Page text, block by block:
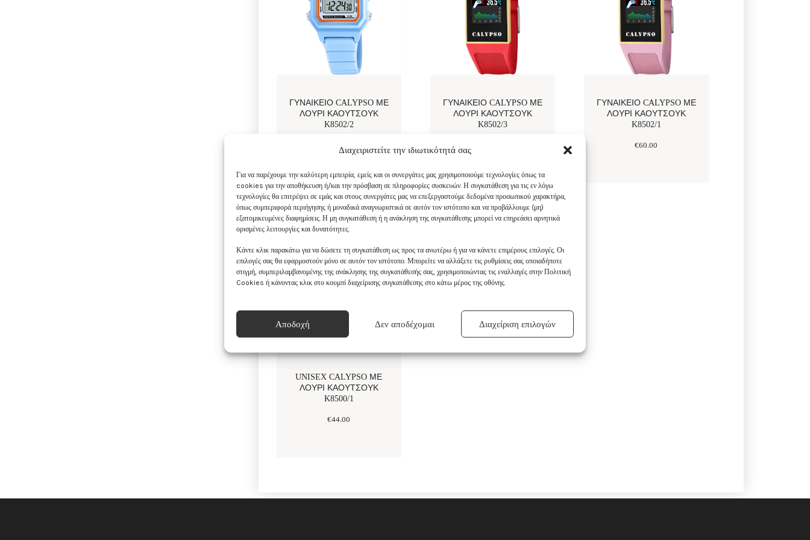
Διαχειριστείτε την ιδιωτικότητά σας
Για να παρέχουμε την καλύτερη εμπειρία, εμείς και οι συνεργάτες μας χρησιμοποιούμε τεχνολογίες όπως τα
cookies για την αποθήκευση ή/και την πρόσβαση σε πληροφορίες συσκευών. Η συγκατάθεση για τις εν λόγω
τεχνολογίες θα επιτρέψει σε εμάς και στους συνεργάτες μας να επεξεργαστούμε δεδομένα προσωπικού χαρακτήρα,
όπως συμπεριφορά περιήγησης ή μοναδικά αναγνωριστικά σε αυτόν τον ιστότοπο και να προβάλλουμε (μη)
εξατομικευμένες διαφημίσεις. Η μη συγκατάθεση ή η ανάκληση της συγκατάθεσης μπορεί να επηρεάσει αρνητικά
ορισμένες λειτουργίες και δυνατότητες.
Κάντε κλικ παρακάτω για να δώσετε τη συγκατάθεση ως προς τα ανωτέρω ή για να κάνετε επιμέρους επιλογές. Οι
επιλογές σας θα εφαρμοστούν μόνο σε αυτόν τον ιστότοπο. Μπορείτε να αλλάξετε τις ρυθμίσεις σας οποιαδήποτε
στιγμή, συμπεριλαμβανομένης της ανάκλησης της συγκατάθεσής σας, χρησιμοποιώντας τις εναλλαγές στην Πολιτική
Cookies ή κάνοντας κλικ στο κουμπί διαχείρισης συγκατάθεσης στο κάτω μέρος της οθόνης.
Αποδοχή Δεν αποδέχομαι Διαχείριση επιλογών
ΓΥΝΑΙΚΕΊΟ CALYPSO ΜΕ
ΛΟΥΡΊ ΚΑΟΥΤΣΟΎΚ
K8502/2
.00
ΓΥΝΑΙΚΕΊΟ CALYPSO ΜΕ
ΛΟΥΡΊ ΚΑΟΥΤΣΟΎΚ
K8502/3
ΓΥΝΑΙΚΕΊΟ CALYPSO ΜΕ
ΛΟΥΡΊ ΚΑΟΥΤΣΟΎΚ
K8502/1
€60.00
UNISEX CALYPSO ΜΕ
ΛΟΥΡΊ ΚΑΟΥΤΣΟΎΚ
K8500/1
€44.00